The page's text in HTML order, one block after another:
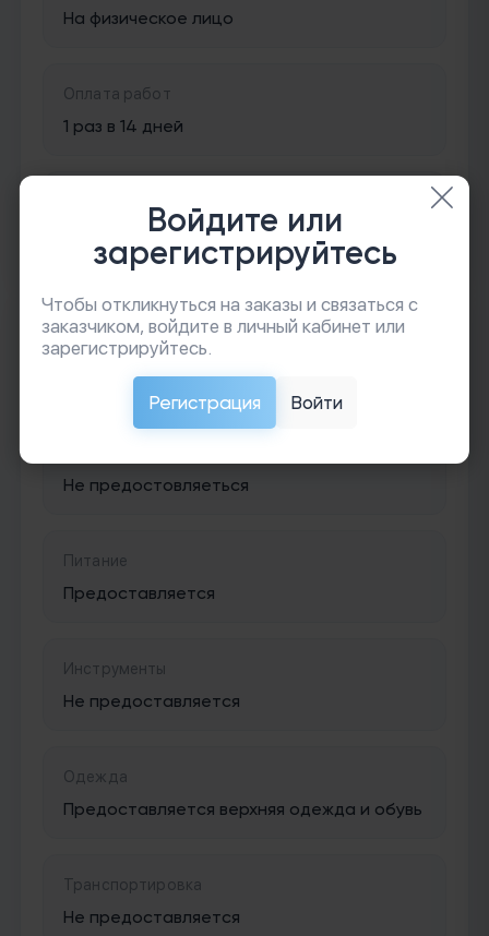
На физическое лицо
Оплата работ
1 раз в 14 дней
Обсуждаемо
Условия работы
Условия выполнения работ
Не предостовляеться
Питание
Предоставляется
Инструменты
Не предоставляется
Одежда
Предоставляется верхняя одежда и обувь
Транспортировка
Не предоставляется
Войдите или
зарегистрируйтесь
Чтобы откликнуться на заказы и связаться с
заказчиком, войдите в личный кабинет или
зарегистрируйтесь.
Регистрация Войти